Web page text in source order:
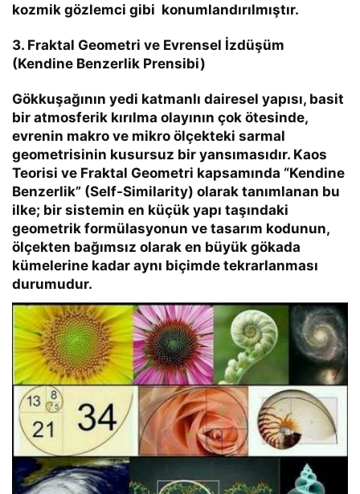
kozmik gözlemci gibi konumlandırılmıştır.
3. Fraktal Geometri ve Evrensel İzdüşüm
(Kendine Benzerlik Prensibi)
Gökkuşağının yedi katmanlı dairesel yapısı, basit
bir atmosferik kırılma olayının çok ötesinde,
evrenin makro ve mikro ölçekteki sarmal
geometrisinin kusursuz bir yansımasıdır. Kaos
Teorisi ve Fraktal Geometri kapsamında “Kendine
Benzerlik” (Self-Similarity) olarak tanımlanan bu
ilke; bir sistemin en küçük yapı taşındaki
geometrik formülasyonun ve tasarım kodunun,
ölçekten bağımsız olarak en büyük gökada
kümelerine kadar aynı biçimde tekrarlanması
durumudur.